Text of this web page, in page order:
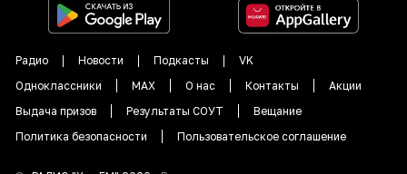
Радио Новости Подкасты
VK
Одноклассники
MAX О нас Контакты
Акции
Выдача призов
Результаты СОУТ
Вещание
Политика безопасности
Пользовательское соглашение